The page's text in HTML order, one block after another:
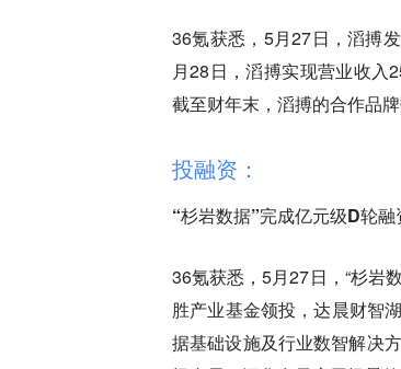
36氪获悉，5月27日，滔搏
月28日，滔搏实现营业收入
截至财年末，滔搏的合作品
投融资：
“杉岩数据”完成亿元级D轮融
36氪获悉，5月27日，“杉岩
胜产业基金领投，达晨财智
据基础设施及行业数智解决